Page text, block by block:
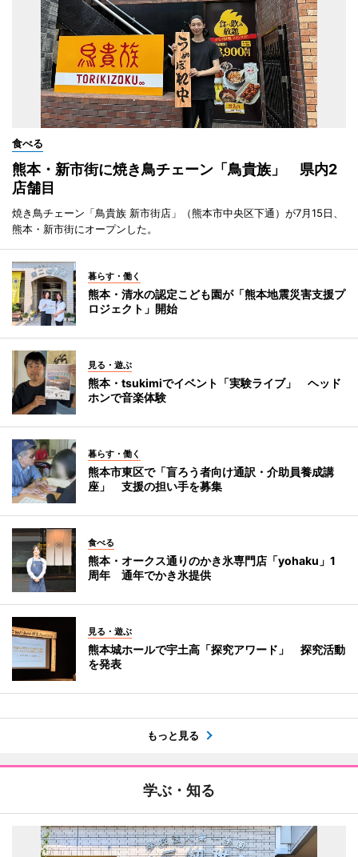
食べる
熊本・新市街に焼き鳥チェーン「鳥貴族」 県内2
店舗目
焼き鳥チェーン「鳥貴族 新市街店」（熊本市中央区下通）が7月15日、
熊本・新市街にオープンした。
暮らす・働く
熊本・清水の認定こども園が「熊本地震災害支援プ
ロジェクト」開始
見る・遊ぶ
熊本・tsukimiでイベント「実験ライブ」 ヘッド
ホンで音楽体験
暮らす・働く
熊本市東区で「盲ろう者向け通訳・介助員養成講
座」 支援の担い手を募集
食べる
熊本・オークス通りのかき氷専門店「yohaku」1
周年 通年でかき氷提供
見る・遊ぶ
熊本城ホールで宇土高「探究アワード」 探究活動
を発表
もっと見る
学ぶ・知る